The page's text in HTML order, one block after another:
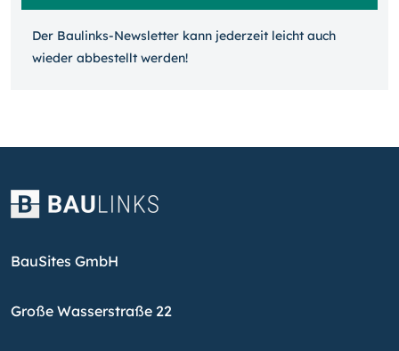
Der Baulinks-Newsletter kann jeder­zeit leicht auch
wieder ab­bestellt werden!
BauSites GmbH
Große Wasserstraße 22